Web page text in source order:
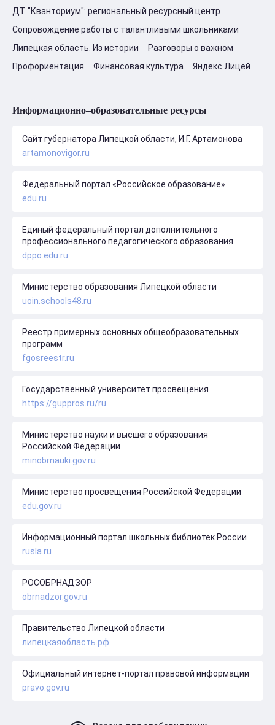
ДТ "Кванториум": региональный ресурсный центр
Сопровождение работы с талантливыми школьниками
Липецкая область. Из истории
Разговоры о важном
Профориентация
Финансовая культура Яндекс Лицей
Информационно–образовательные ресурсы
Сайт губернатора Липецкой области, И.Г. Артамонова
artamonovigor.ru
Федеральный портал «Российское образование»
edu.ru
Единый федеральный портал дополнительного
профессионального педагогического образования
dppo.edu.ru
Министерство образования Липецкой области
uoin.schools48.ru
Реестр примерных основных общеобразовательных
программ
fgosreestr.ru
Государственный университет просвещения
https://guppros.ru/ru
Министерство науки и высшего образования
Российской Федерации
minobrnauki.gov.ru
Министерство просвещения Российской Федерации
edu.gov.ru
Информационный портал школьных библиотек России
rusla.ru
РОСОБРНАДЗОР
obrnadzor.gov.ru
Правительство Липецкой области
липецкаяобласть.рф
Официальный интернет-портал правовой информации
pravo.gov.ru